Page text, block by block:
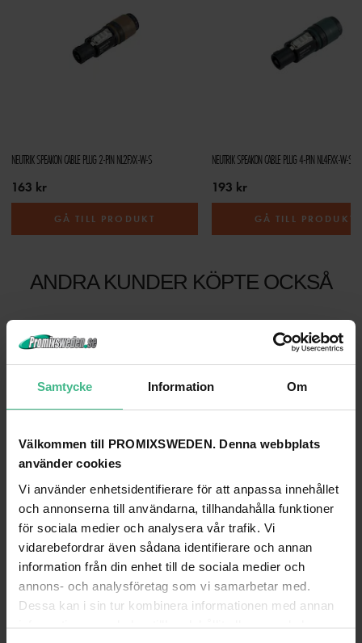
Samtycke Information Om
Välkommen till PROMIXSWEDEN. Denna webbplats
använder cookies
Vi använder enhetsidentifierare för att anpassa innehållet
och annonserna till användarna, tillhandahålla funktioner
för sociala medier och analysera vår trafik. Vi
vidarebefordrar även sådana identifierare och annan
information från din enhet till de sociala medier och
annons- och analysföretag som vi samarbetar med.
Dessa kan i sin tur kombinera informationen med annan
information som du har tillhandahållit eller som de har
NEUTRIK SPEAKON CABLE PLUG 2-PIN NL2FXX-W-S
163 kr
GÅ TILL PRODUKT
NEUTRIK SPEAKON CABLE PLUG 4-PIN NL4FXX-W-S
193 kr
GÅ TILL PRODUKT
ANDRA KUNDER KÖPTE OCKSÅ
ALUTRUSS QUICK-LOCK DISTANCE PART 50MM
Alutruss snabblås distansdel 50mm
623 kr
GÅ TILL PRODUKT
ALUTRUSS DECOLOCK DISTANCE PART 30MM
Alutruss Decolock distans del
348 kr
GÅ TILL PRODUKT